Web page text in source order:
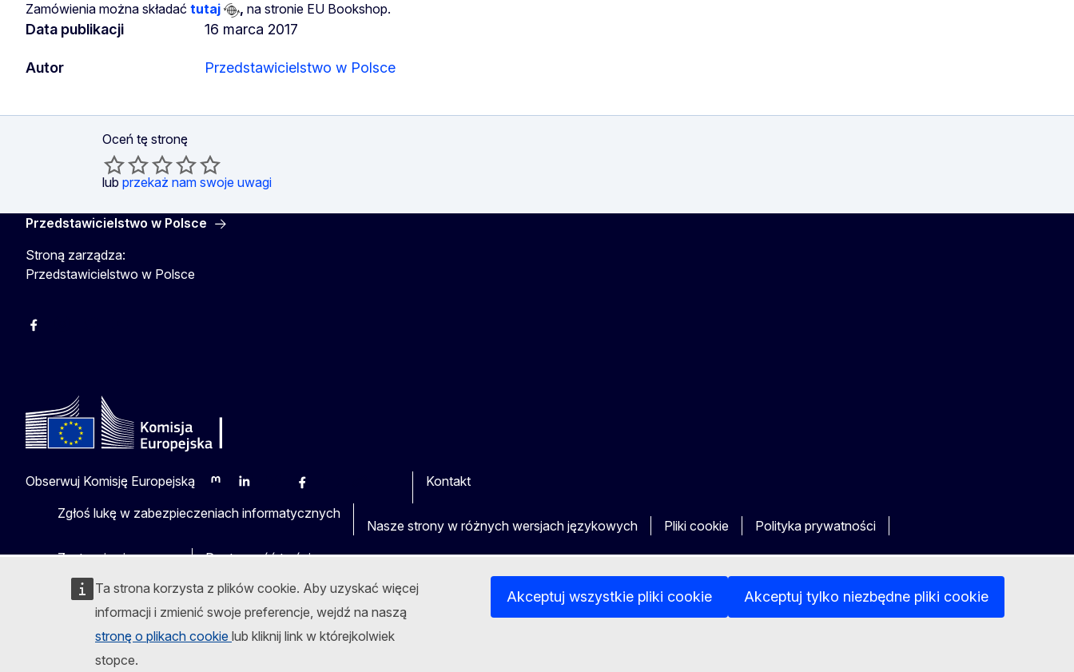
Ta strona korzysta z plików cookie. Aby uzyskać więcej
informacji i zmienić swoje preferencje, wejdź na naszą
stronę o plikach cookie lub kliknij link w którejkolwiek
stopce.
Akceptuj wszystkie pliki cookie Akceptuj tylko niezbędne pliki cookie
Zamówienia można składać tutaj , na stronie EU Bookshop.
Data publikacji 16 marca 2017
Autor Przedstawicielstwo w Polsce
Oceń tę stronę
lub przekaż nam swoje uwagi
Przedstawicielstwo w Polsce
Stroną zarządza:
Przedstawicielstwo w Polsce
Facebook
Obserwuj Komisję Europejską
MastodonLinkedInBlueskyFacebook
Kontakt
Zgłoś lukę w zabezpieczeniach informatycznych
Nasze strony w różnych wersjach językowych
Pliki cookie
Polityka prywatności
Zastrzeżenia prawne
Dostępność treści